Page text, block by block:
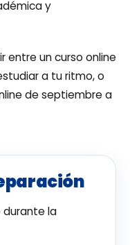
y
entre un curso online
a tu ritmo, o
de septiembre a
durante la